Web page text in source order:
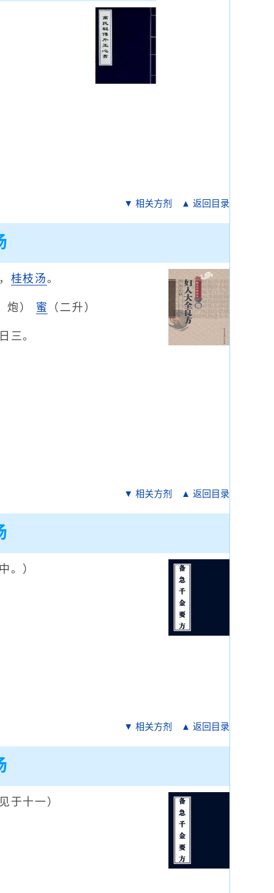
▼ 相关方剂 ▲ 返回目录
， 桂枝汤。
炮） 蜜 （二升）
三。
▼ 相关方剂 ▲ 返回目录
。）
▼ 相关方剂 ▲ 返回目录
于十一）